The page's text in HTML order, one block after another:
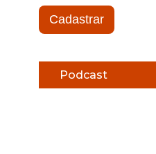
Cadastrar
Podcast